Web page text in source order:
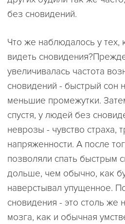
без сновидений.
Что же наблюдалось у тех,
видеть
увеличивалась частота
сновидений - быстрый сон
меньшие промежутки.
спустя, у людей без
неврозы - чувство страха,
напряженности. А после
позволяли спать быстрым
дольше, чем обычно, как
наверстывал упущенное.
сновидения - это столь же
мозга, как и обычная